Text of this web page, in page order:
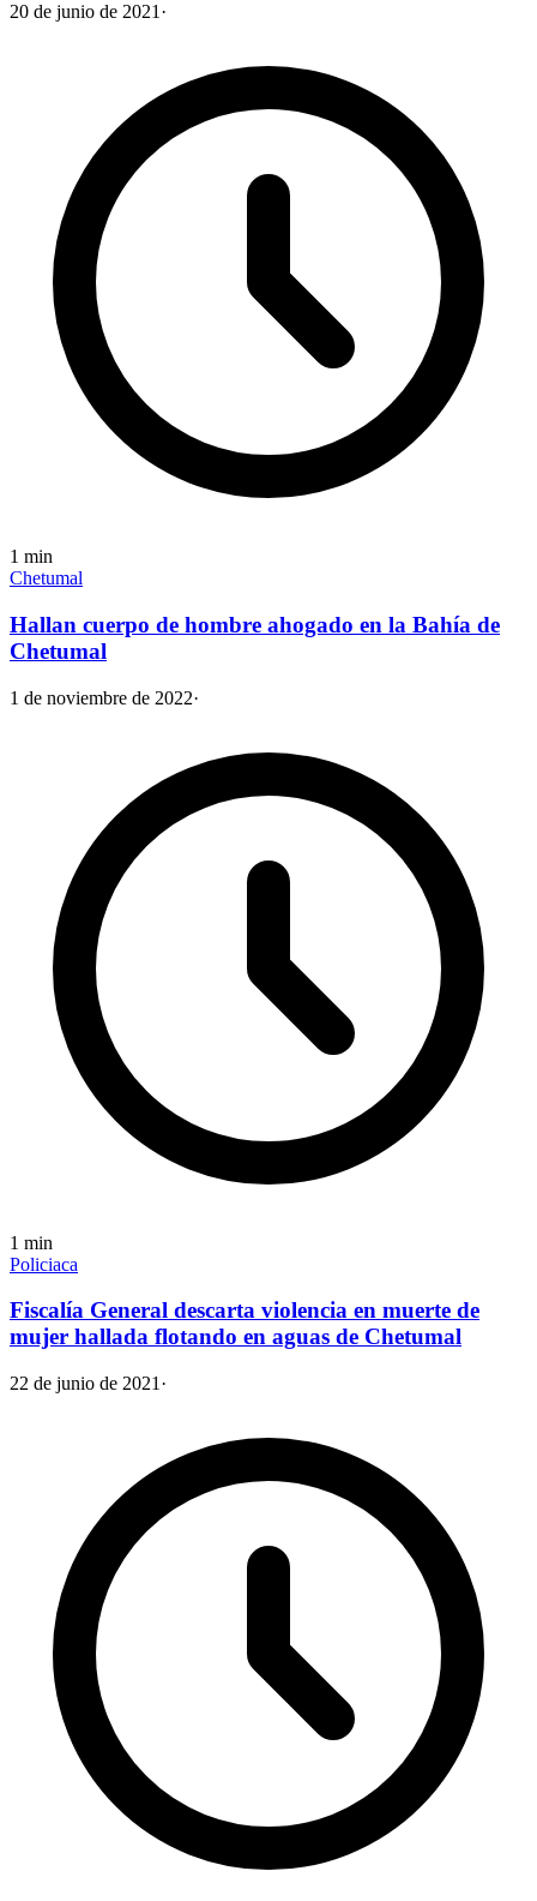
20 de junio de 2021 ·
1 min
Chetumal
Hallan cuerpo de hombre ahogado en la Bahía de
Chetumal
1 de noviembre de 2022·
1 min
Policiaca
Fiscalía General descarta violencia en muerte de
mujer hallada flotando en aguas de Chetumal
22 de junio de 2021 ·